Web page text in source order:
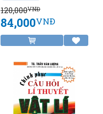
120,000VNĐ
84,000VNĐ